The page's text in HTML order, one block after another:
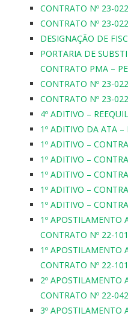
CONTRATO Nº 23-
CONTRATO Nº 23-
DESIGNAÇÃO DE
PORTARIA DE
CONTRATO PMA –
CONTRATO Nº 23-
CONTRATO Nº 23-
4º ADITIVO –
1º ADITIVO DA ATA –
1º ADITIVO –
1º ADITIVO –
1º ADITIVO –
1º ADITIVO –
1º ADITIVO –
1º APOSTILAMENTO
CONTRATO Nº 22-
1º APOSTILAMENTO
CONTRATO Nº 22-
2º APOSTILAMENTO
CONTRATO Nº 22-
3º APOSTILAMENTO